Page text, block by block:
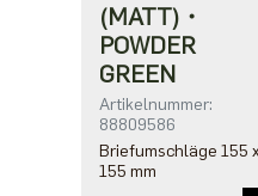
(MATT)・
POWDER
GREEN
Artikelnummer:
88809586
Briefumschläge 155
155 mm